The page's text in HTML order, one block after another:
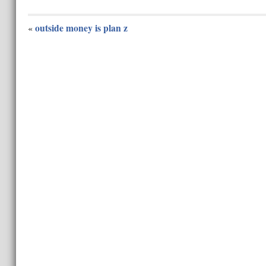
« outside money is plan z